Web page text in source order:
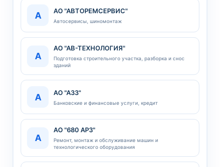
А АО "АВТОРЕМСЕРВИС"
Автосервисы, шиномонтаж
А
АО "АВ-ТЕХНОЛОГИЯ"
Подготовка строительного участка, разборка и снос
зданий
А АО "А33"
Банковские и финансовые услуги, кредит
А
АО "680 АРЗ"
Ремонт, монтаж и обслуживание машин и
технологического оборудования